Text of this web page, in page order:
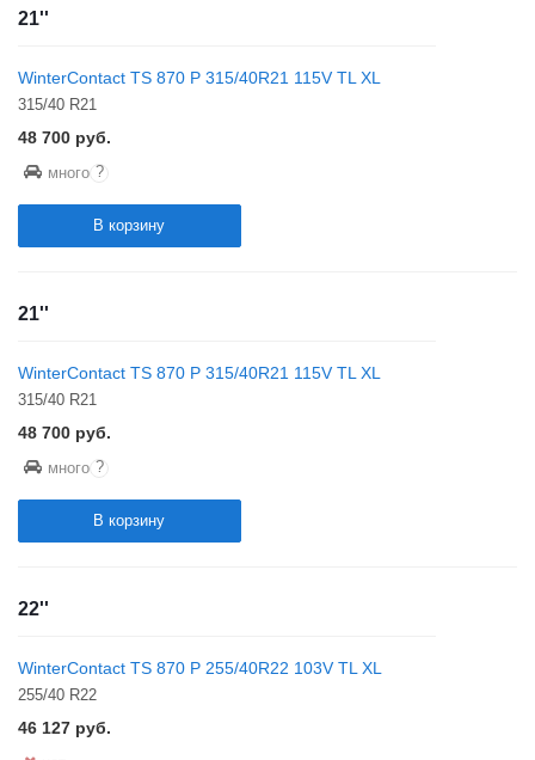
21''
WinterContact TS 870 P 315/40R21 115V TL XL
315/40 R21
48 700 руб.
много ?
В корзину
21''
WinterContact TS 870 P 315/40R21 115V TL XL
315/40 R21
48 700 руб.
много ?
В корзину
22''
WinterContact TS 870 P 255/40R22 103V TL XL
255/40 R22
46 127 руб.